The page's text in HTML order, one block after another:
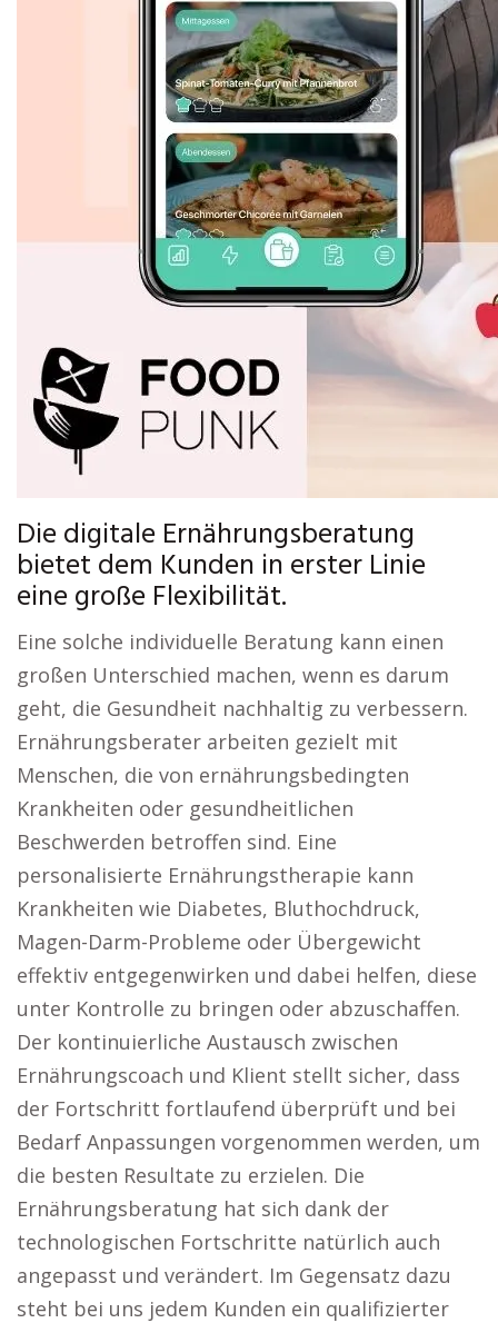
Die digitale Ernährungsberatung
bietet dem Kunden in erster Linie
eine große Flexibilität.
Eine solche individuelle Beratung kann einen
großen Unterschied machen, wenn es darum
geht, die Gesundheit nachhaltig zu verbessern.
Ernährungsberater arbeiten gezielt mit
Menschen, die von ernährungsbedingten
Krankheiten oder gesundheitlichen
Beschwerden betroffen sind. Eine
personalisierte Ernährungstherapie kann
Krankheiten wie Diabetes, Bluthochdruck,
Magen-Darm-Probleme oder Übergewicht
effektiv entgegenwirken und dabei helfen, diese
unter Kontrolle zu bringen oder abzuschaffen.
Der kontinuierliche Austausch zwischen
Ernährungscoach und Klient stellt sicher, dass
der Fortschritt fortlaufend überprüft und bei
Bedarf Anpassungen vorgenommen werden, um
die besten Resultate zu erzielen. Die
Ernährungsberatung hat sich dank der
technologischen Fortschritte natürlich auch
angepasst und verändert. Im Gegensatz dazu
steht bei uns jedem Kunden ein qualifizierter